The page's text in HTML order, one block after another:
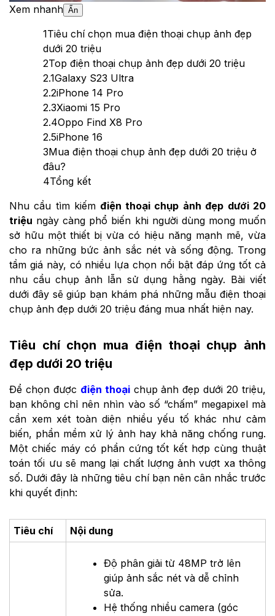
Xem nhanh Ẩn
1Tiêu chí chọn mua điện thoại chụp ảnh đẹp
dưới 20 triệu
2Top điện thoại chụp ảnh đẹp dưới 20 triệu
2.1Galaxy S23 Ultra
2.2iPhone 14 Pro
2.3Xiaomi 15 Pro
2.4Oppo Find X8 Pro
2.5iPhone 16
3Mua điện thoại chụp ảnh đẹp dưới 20 triệu ở
đâu?
4Tổng kết
Nhu cầu tìm kiếm điện thoại chụp ảnh đẹp dưới 20
triệu ngày càng phổ biến khi người dùng mong muốn
sở hữu một thiết bị vừa có hiệu năng mạnh mẽ, vừa
cho ra những bức ảnh sắc nét và sống động. Trong
tầm giá này, có nhiều lựa chọn nổi bật đáp ứng tốt cả
nhu cầu chụp ảnh lẫn sử dụng hằng ngày. Bài viết
dưới đây sẽ giúp bạn khám phá những mẫu điện thoại
chụp ảnh đẹp dưới 20 triệu đáng mua nhất hiện nay.
Tiêu chí chọn mua điện thoại chụp ảnh
đẹp dưới 20 triệu
Để chọn được điện thoạichụp ảnh đẹp dưới 20 triệu,
bạn không chỉ nên nhìn vào số “chấm” megapixel mà
cần xem xét toàn diện nhiều yếu tố khác như cảm
biến, phần mềm xử lý ảnh hay khả năng chống rung.
Một chiếc máy có phần cứng tốt kết hợp cùng thuật
toán tối ưu sẽ mang lại chất lượng ảnh vượt xa thông
số. Dưới đây là những tiêu chí bạn nên cân nhắc trước
khi quyết định:
Tiêu chí Nội dung
Độ phân giải từ 48MP trở lên
giúp ảnh sắc nét và dễ chỉnh
sửa.
Hệ thống nhiều camera (góc